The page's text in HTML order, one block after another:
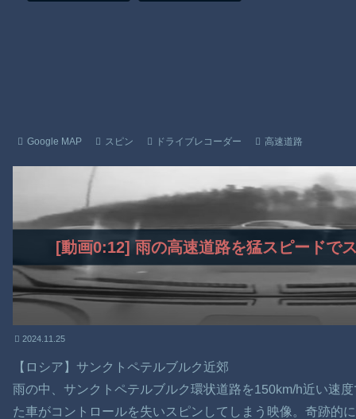
Google MAP スピン ドライブレコーダー 高速道路
[動画0:12] 雨の高速道路を猛スピードで
2024.11.25
【ロシア】サンクトペテルブルク近郊
雨の中、サンクトペテルブルク環状道路を150km/h近い速
た車がコントロールを失いスピンしてしまう映像。奇跡的